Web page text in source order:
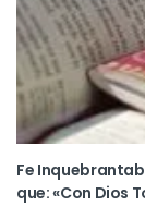
Fe
que: «Con Dios